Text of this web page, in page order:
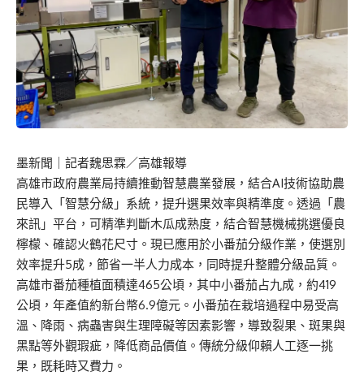
墨新聞 ｜記者魏思霖／高雄報導
高雄市政府農業局持續推動智慧農業發展，結合AI技術協助農
民導入「智慧分級」系統，提升選果效率與精準度。透過「農
來訊」平台，可精準判斷木瓜成熟度，結合智慧機械挑選優良
檸檬、確認火鶴花尺寸。現已應用於小番茄分級作業，使選別
效率提升5成，節省一半人力成本，同時提升整體分級品質。
高雄市番茄種植面積達465公頃，其中小番茄占九成，約419
公頃，年產值約新台幣6.9億元。小番茄在栽培過程中易受高
溫、降雨、病蟲害與生理障礙等因素影響，導致裂果、斑果與
黑點等外觀瑕疵，降低商品價值。傳統分級仰賴人工逐一挑
果，既耗時又費力。